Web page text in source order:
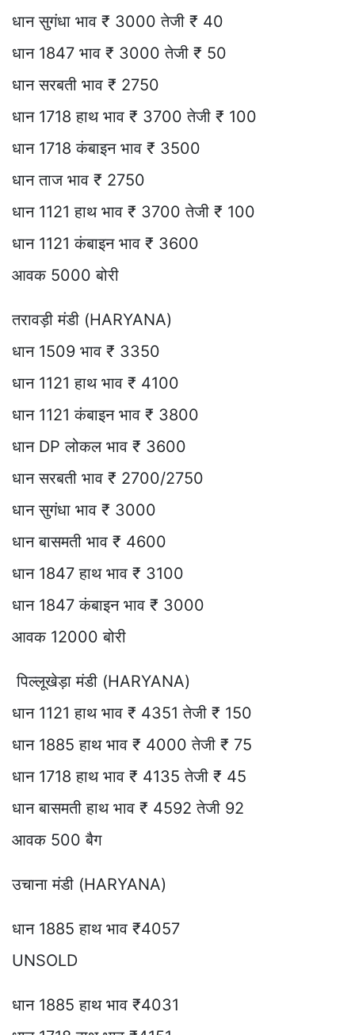
धान सुगंधा भाव ₹ 3000 तेजी ₹ 40
धान 1847 भाव ₹ 3000 तेजी ₹ 50
धान सरबती भाव ₹ 2750
धान 1718 हाथ भाव ₹ 3700 तेजी ₹ 100
धान 1718 कंबाइन भाव ₹ 3500
धान ताज भाव ₹ 2750
धान 1121 हाथ भाव ₹ 3700 तेजी ₹ 100
धान 1121 कंबाइन भाव ₹ 3600
आवक 5000 बोरी
तरावड़ी मंडी (HARYANA)
धान 1509 भाव ₹ 3350
धान 1121 हाथ भाव ₹ 4100
धान 1121 कंबाइन भाव ₹ 3800
धान DP लोकल भाव ₹ 3600
धान सरबती भाव ₹ 2700/2750
धान सुगंधा भाव ₹ 3000
धान बासमती भाव ₹ 4600
धान 1847 हाथ भाव ₹ 3100
धान 1847 कंबाइन भाव ₹ 3000
आवक 12000 बोरी
पिल्लूखेड़ा मंडी (HARYANA)
धान 1121 हाथ भाव ₹ 4351 तेजी ₹ 150
धान 1885 हाथ भाव ₹ 4000 तेजी ₹ 75
धान 1718 हाथ भाव ₹ 4135 तेजी ₹ 45
धान बासमती हाथ भाव ₹ 4592 तेजी 92
आवक 500 बैग
उचाना मंडी (HARYANA)
धान 1885 हाथ भाव ₹4057
UNSOLD
धान 1885 हाथ भाव ₹4031